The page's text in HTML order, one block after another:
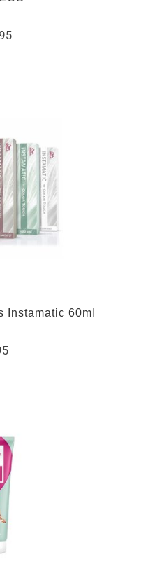
Instamatic 60ml